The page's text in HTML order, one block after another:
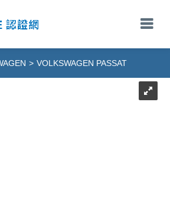
> VOLKSWAGEN PASSAT